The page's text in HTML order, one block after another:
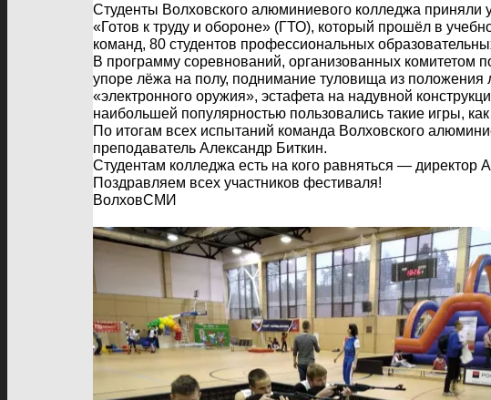
Студенты Волховского алюминиевого колледжа приняли
«Готов к труду и обороне» (ГТО), который прошёл в
команд, 80 студентов профессиональных
В программу соревнований, организованных комитетом
упоре лёжа на полу, поднимание туловища из положения
«электронного оружия», эстафета на надувной
наибольшей популярностью пользовались такие игры,
По итогам всех испытаний команда Волховского
преподаватель Александр Биткин.
Студентам колледжа есть на кого равняться —
Поздравляем всех участников фестиваля!
ВолховСМИ